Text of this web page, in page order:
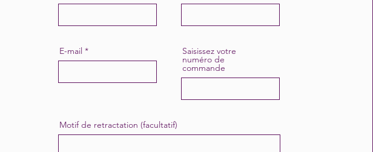
E-mail Saisissez votre
numéro de
commande
Motif de retractation (facultatif)